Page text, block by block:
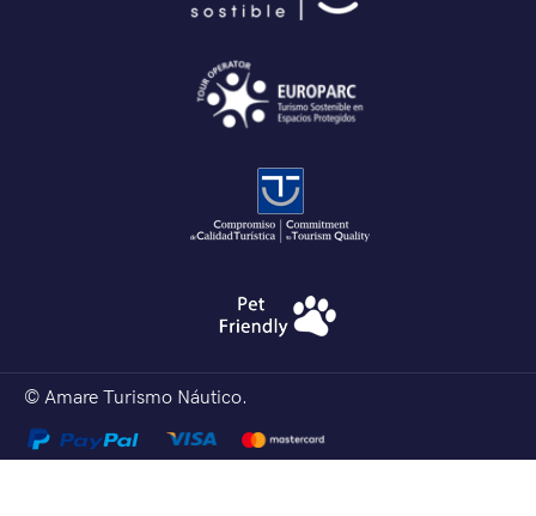
© Amare Turismo Náutico.